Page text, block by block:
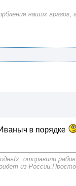
наших врагов,
в порядке
отправили
из